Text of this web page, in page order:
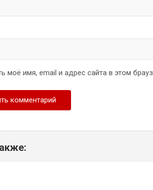
моё имя, email и адрес сайта в этом